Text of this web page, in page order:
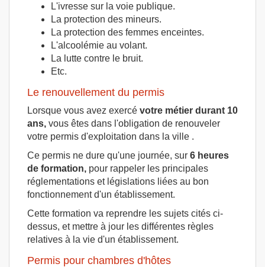
L'ivresse sur la voie publique.
La protection des mineurs.
La protection des femmes enceintes.
L'alcoolémie au volant.
La lutte contre le bruit.
Etc.
Le renouvellement du permis
Lorsque vous avez exercé votre métier durant 10
ans, vous êtes dans l'obligation de renouveler
votre permis d'exploitation dans la ville .
Ce permis ne dure qu'une journée, sur 6 heures
de formation, pour rappeler les principales
réglementations et législations liées au bon
fonctionnement d'un établissement.
Cette formation va reprendre les sujets cités ci-
dessus, et mettre à jour les différentes règles
relatives à la vie d'un établissement.
Permis pour chambres d'hôtes